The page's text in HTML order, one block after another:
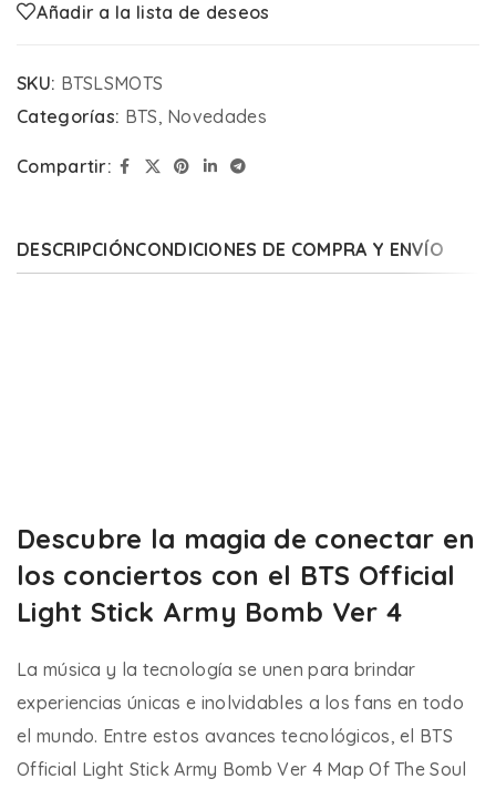
Añadir a la lista de deseos
SKU: BTSLSMOTS
Categorías: BTS, Novedades
Compartir:
DESCRIPCIÓNCONDICIONES DE COMPRA Y ENVÍO
Descubre la magia de conectar en
los conciertos con el BTS Official
Light Stick Army Bomb Ver 4
La música y la tecnología se unen para brindar
experiencias únicas e inolvidables a los fans en todo
el mundo. Entre estos avances tecnológicos, el BTS
Official Light Stick Army Bomb Ver 4 Map Of The Soul